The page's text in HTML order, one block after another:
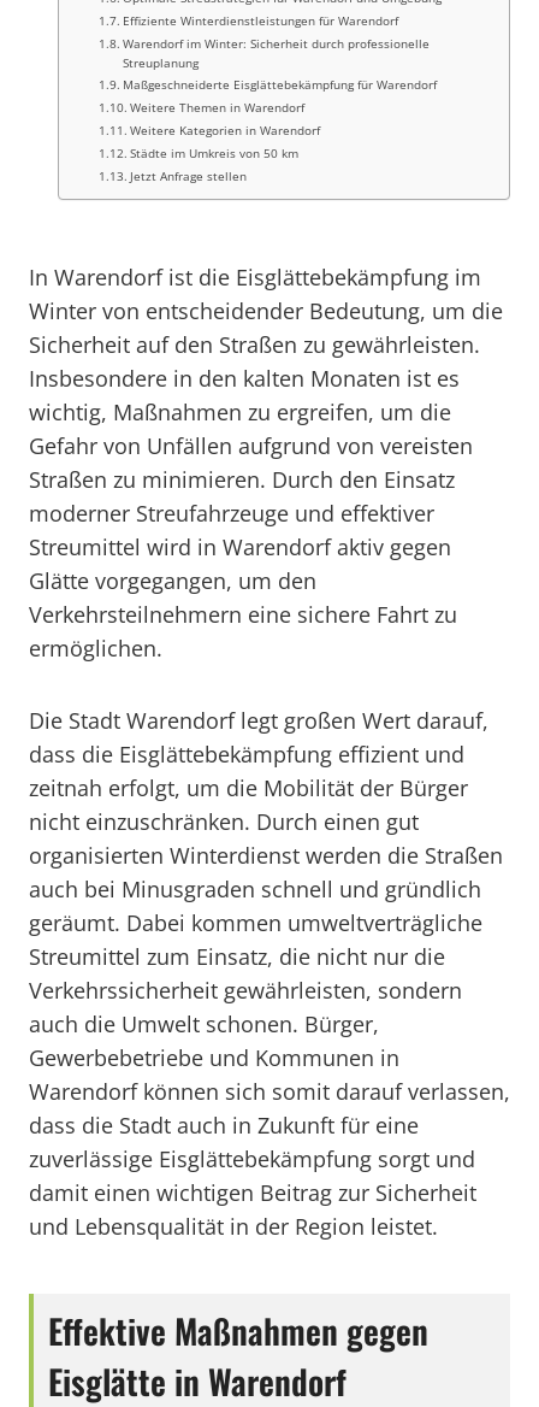
Effiziente Winterdienstleistungen für Warendorf
Warendorf im Winter: Sicherheit durch professionelle
Streuplanung
Maßgeschneiderte Eisglättebekämpfung für Warendorf
Weitere Themen in Warendorf
Weitere Kategorien in Warendorf
Städte im Umkreis von 50 km
Jetzt Anfrage stellen
In Warendorf ist die Eisglättebekämpfung im
Winter von entscheidender Bedeutung, um die
Sicherheit auf den Straßen zu gewährleisten.
Insbesondere in den kalten Monaten ist es
wichtig, Maßnahmen zu ergreifen, um die
Gefahr von Unfällen aufgrund von vereisten
Straßen zu minimieren. Durch den Einsatz
moderner Streufahrzeuge und effektiver
Streumittel wird in Warendorf aktiv gegen
Glätte vorgegangen, um den
Verkehrsteilnehmern eine sichere Fahrt zu
ermöglichen.
Die Stadt Warendorf legt großen Wert darauf,
dass die Eisglättebekämpfung effizient und
zeitnah erfolgt, um die Mobilität der Bürger
nicht einzuschränken. Durch einen gut
organisierten Winterdienst werden die Straßen
auch bei Minusgraden schnell und gründlich
geräumt. Dabei kommen umweltverträgliche
Streumittel zum Einsatz, die nicht nur die
Verkehrssicherheit gewährleisten, sondern
auch die Umwelt schonen. Bürger,
Gewerbebetriebe und Kommunen in
Warendorf können sich somit darauf verlassen,
dass die Stadt auch in Zukunft für eine
zuverlässige Eisglättebekämpfung sorgt und
damit einen wichtigen Beitrag zur Sicherheit
und Lebensqualität in der Region leistet.
Effektive Maßnahmen gegen
Eisglätte in Warendorf